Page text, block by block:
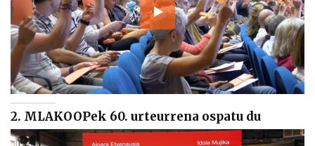
2. MLAKOOPek 60. urteurrena ospatu du